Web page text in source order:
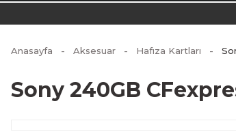
Anasayfa Aksesuar Hafıza Kartları
Sony 240GB